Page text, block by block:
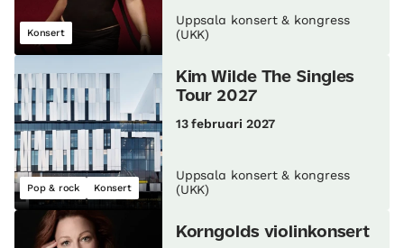
Konsert
Uppsala konsert & kongress
(UKK)
Pop & rock Konsert
Kim Wilde The Singles
Tour 2027
13 februari 2027
Uppsala konsert & kongress
(UKK)
Korngolds violinkonsert